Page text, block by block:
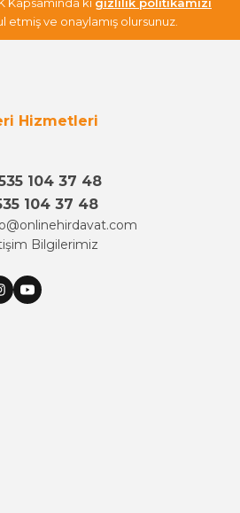
etmiş ve onaylamış olursunuz.
Hizmetleri
104 37 48
104 37 48
Bilgilerimiz